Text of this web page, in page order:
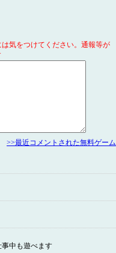
気をつけてください。通報等が
>>最近コメントされた無料ゲーム
中も遊べます